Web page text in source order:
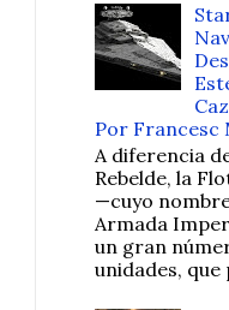
Por Francesc
A diferencia
Rebelde, la
—cuyo
Armada
un gran
unidades, que